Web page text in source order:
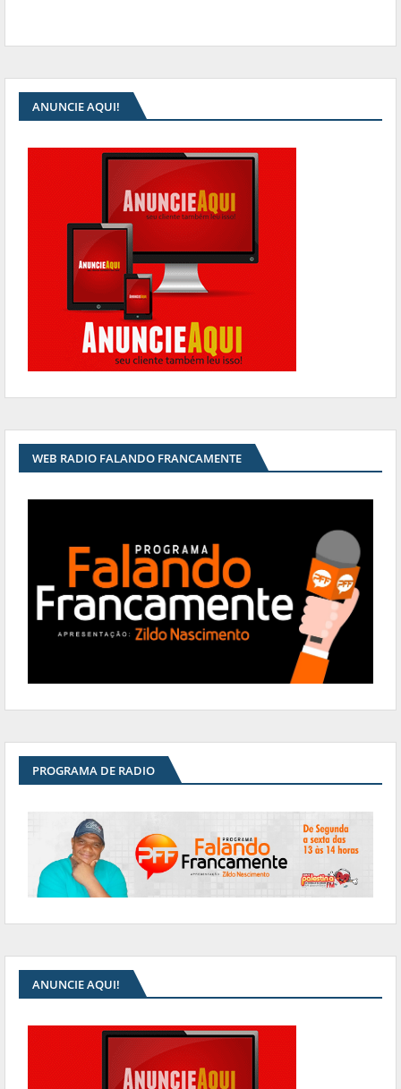
ANUNCIE AQUI!
WEB RADIO FALANDO FRANCAMENTE
PROGRAMA DE RADIO
ANUNCIE AQUI!